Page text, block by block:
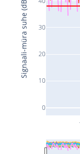
0
10
20
30
Signaali-müra suhe (dB)